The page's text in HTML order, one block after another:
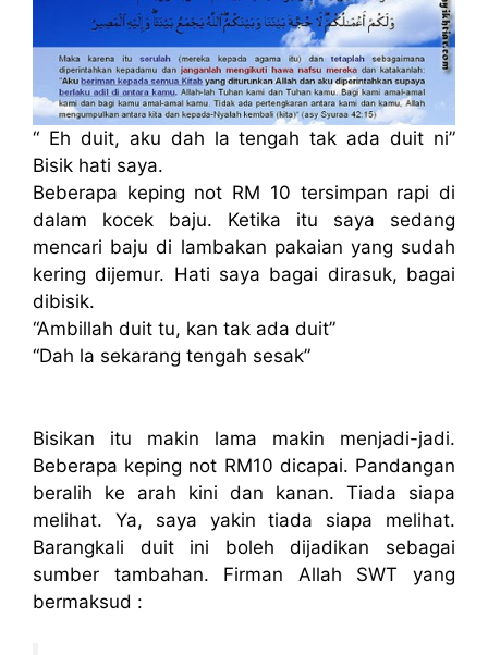
“ Eh duit, aku dah la tengah tak ada duit ni”
Bisik hati saya.
Beberapa keping not RM 10 tersimpan rapi di
dalam kocek baju. Ketika itu saya sedang
mencari baju di lambakan pakaian yang sudah
kering dijemur. Hati saya bagai dirasuk, bagai
dibisik.
“Ambillah duit tu, kan tak ada duit”
“Dah la sekarang tengah sesak”
Bisikan itu makin lama makin menjadi-jadi.
Beberapa keping not RM10 dicapai. Pandangan
beralih ke arah kini dan kanan. Tiada siapa
melihat. Ya, saya yakin tiada siapa melihat.
Barangkali duit ini boleh dijadikan sebagai
sumber tambahan. Firman Allah SWT yang
bermaksud :